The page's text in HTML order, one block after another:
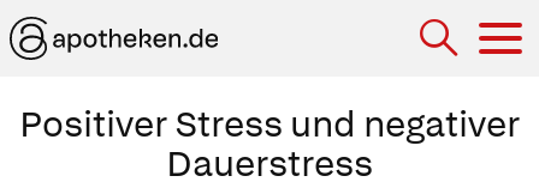
Positiver Stress und negativer
Dauerstress